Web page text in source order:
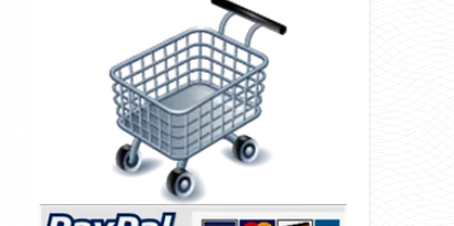
Amame esta Noche (VENDIDO)
Amanda La Paciente Peligrosa
Amarga Victoria
Amor a Medianoche
Amor en Conserva (VENDIDO)
Amor que Mata